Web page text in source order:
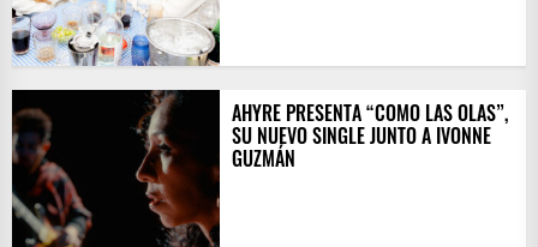
AHYRE PRESENTA “COMO LAS OLAS”,
SU NUEVO SINGLE JUNTO A IVONNE
GUZMÁN